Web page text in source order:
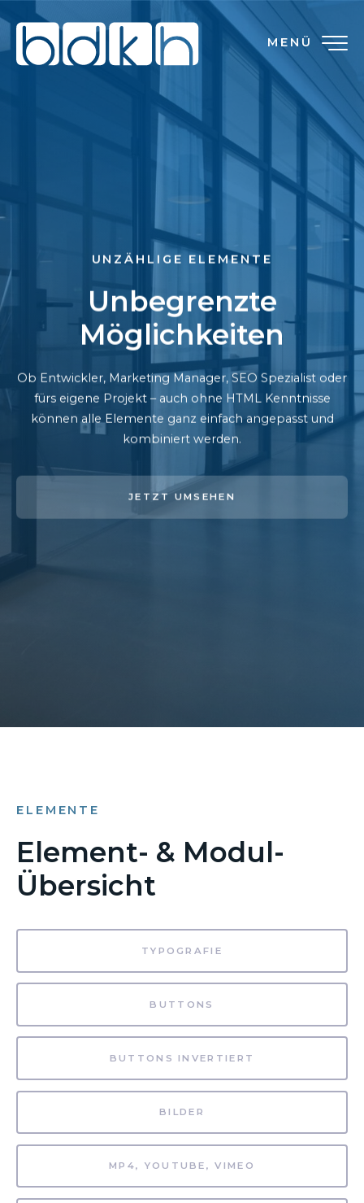
MENÜ
UNZÄHLIGE ELEMENTE
Unbegrenzte
Möglichkeiten
Ob Entwickler, Marketing Manager, SEO Spezialist oder
fürs eigene Projekt – auch ohne HTML Kenntnisse
können alle Elemente ganz einfach angepasst und
kombiniert werden.
JETZT UMSEHEN
ELEMENTE
Element- & Modul-
Übersicht
TYPOGRAFIE
BUTTONS
BUTTONS INVERTIERT
BILDER
MP4, YOUTUBE, VIMEO